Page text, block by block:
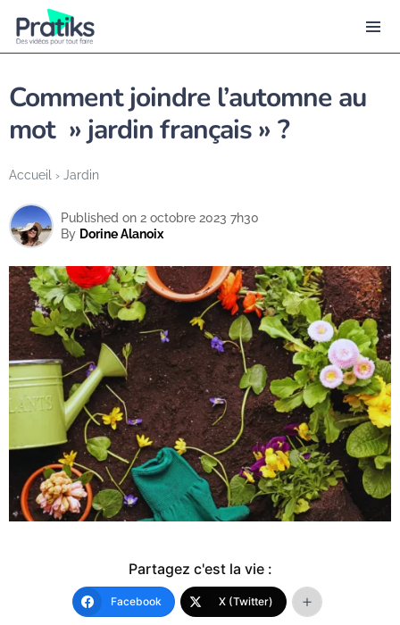
Accueil › Jardin
Comment joindre l’automne au
mot » jardin français » ?
By Dorine Alanoix
Published on 2 octobre 2023 7h30
Partagez c'est la vie :
Facebook X (Twitter)